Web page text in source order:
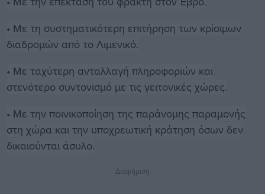
• Με τη συστηματικότερη επιτήρηση των κρίσιμων
διαδρομών από το Λιμενικό.
• Με ταχύτερη ανταλλαγή πληροφοριών και
στενότερο συντονισμό με τις γειτονικές χώρες.
• Με την ποινικοποίηση της παράνομης παραμονής
στη χώρα και την υποχρεωτική κράτηση όσων δεν
δικαιούνται άσυλο.
Διαφήμιση